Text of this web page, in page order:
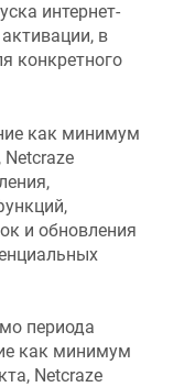
интернет-
в
конкретного
как минимум
Netcraze
и обновления
периода
как минимум
Netcraze